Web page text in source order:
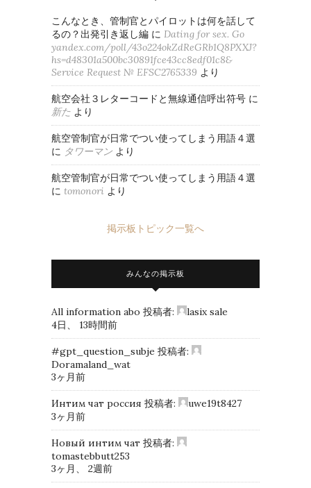
こんなとき、管制官とパイロットは何を話して
るの？出発引き返し編 に Dating for sex. Go
yandex.com/poll/43o224okZdReGRb1Q8PXXJ?
hs=d48301a500bc30891fce43cc8edf01c8&
Service Request № EFSC2765339 より
航空会社３レターコードと無線通信呼出符号 に
新た より
航空管制官が日常でつい使ってしまう用語４選
に タワーマン より
航空管制官が日常でつい使ってしまう用語４選
に tomonori より
掲示板トピック一覧へ
みんなの掲示板
All information abo 投稿者:
lasix sale
4日、 13時間前
#gpt_question_subje 投稿者:
Doramaland_wat
3ヶ月前
Интим чат россия 投稿者:
uwe19t8427
3ヶ月前
Новый интим чат 投稿者:
tomastebbutt253
3ヶ月、 2週前